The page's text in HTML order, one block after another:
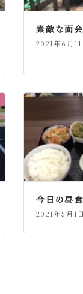
素敵な面会
2021年6月11
今日の昼食
2021年5月1日